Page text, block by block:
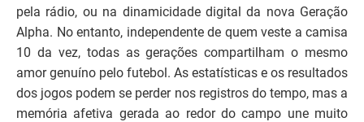
pela rádio, ou na dinamicidade digital da nova Geração
Alpha. No entanto, independente de quem veste a camisa
10 da vez, todas as gerações compartilham o mesmo
amor genuíno pelo futebol. As estatísticas e os resultados
dos jogos podem se perder nos registros do tempo, mas a
memória afetiva gerada ao redor do campo une muito